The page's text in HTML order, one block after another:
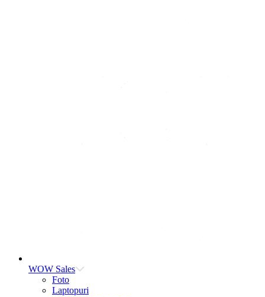
WOW Sales
Foto
Laptopuri